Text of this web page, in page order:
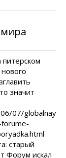
значит
07/globalnay
старый
Форум искал